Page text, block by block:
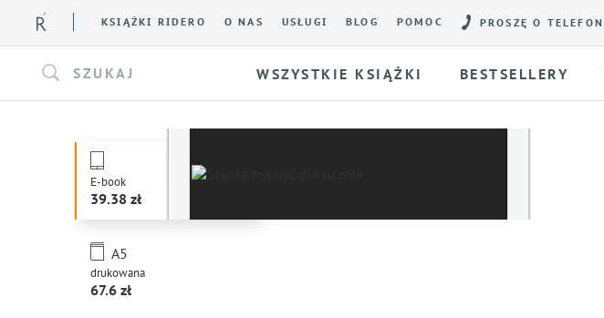
KSIĄŻKI RIDERO O NAS USŁUGI BLOG POMOC PROSZĘ O TELEFON
SZUKAJ WSZYSTKIE KSIĄŻKI BESTSELLERY
E-book
39.38
drukowana
A5
67.6